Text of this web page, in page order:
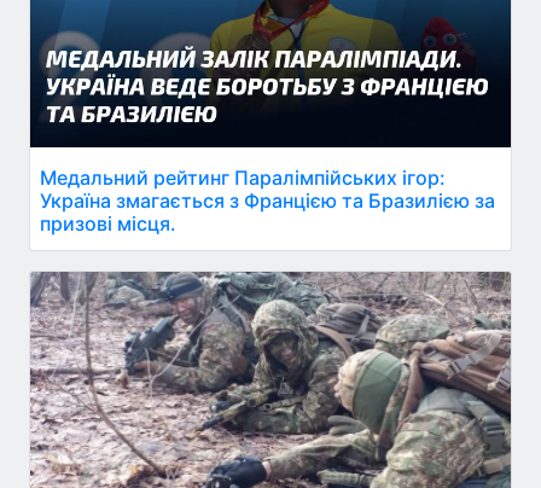
Медальний рейтинг Паралімпійських ігор:
Україна змагається з Францією та Бразилією за
призові місця.